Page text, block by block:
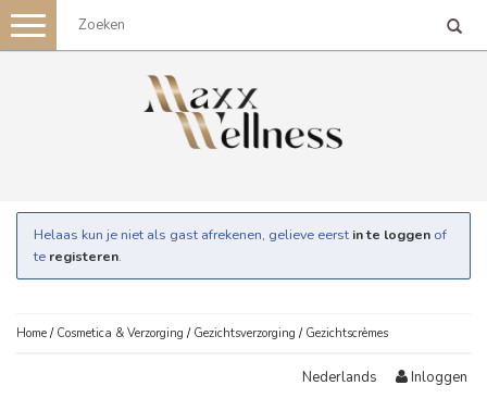
Toggle
navigation
Helaas kun je niet als gast afrekenen, gelieve eerst in te loggen of
te registeren.
Home / Cosmetica & Verzorging / Gezichtsverzorging / Gezichtscrèmes
Nederlands Inloggen